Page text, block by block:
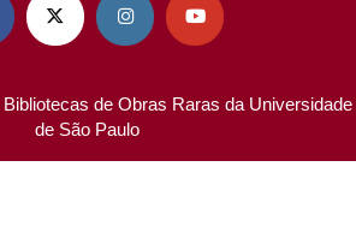
  
de Obras Raras da Universidade
de São Paulo